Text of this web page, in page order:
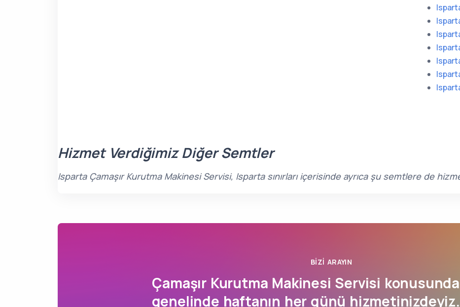
Hizmet Verdiğimiz Diğer Semtler
Isparta Çamaşır Kurutma Makinesi Servisi, Isparta sınırları içerisinde ayrıca şu semtlere de
BIZI ARAYIN
Çamaşır Kurutma Makinesi Servisi konusunda
genelinde haftanın her günü